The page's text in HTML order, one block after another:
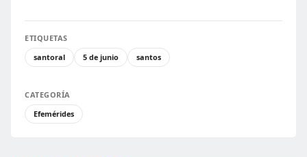
ETIQUETAS
santoral
5 de junio santos
CATEGORÍA
Efemérides